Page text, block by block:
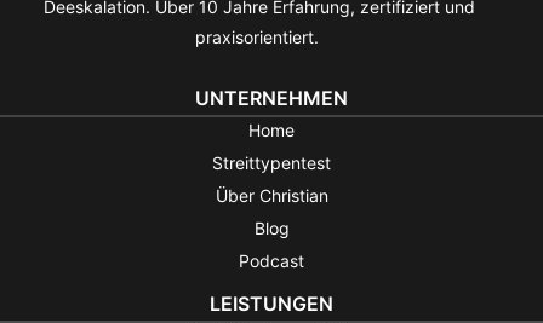
Deeskalation. Über 10 Jahre Erfahrung, zertifiziert und
praxisorientiert.
UNTERNEHMEN
Home
Streittypentest
Über Christian
Blog
Podcast
LEISTUNGEN